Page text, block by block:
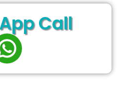
Call